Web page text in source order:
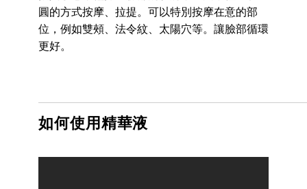
圓的方式按摩、拉提。可以特別按摩在意的部
位，例如雙頰、法令紋、太陽穴等。讓臉部循環
更好。
如何使用精華液